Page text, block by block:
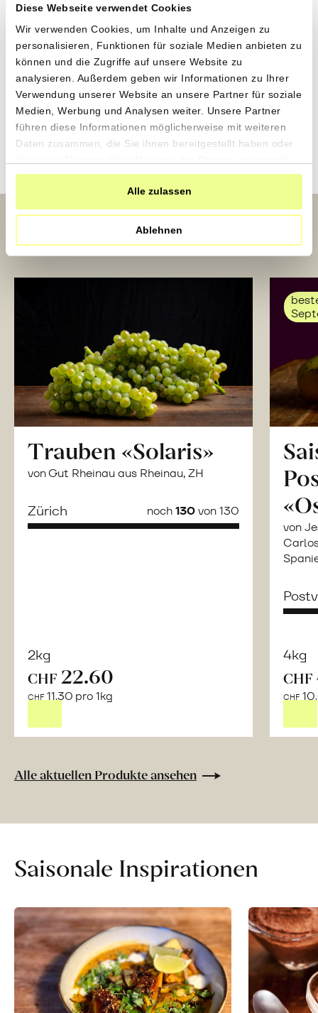
Diese Webseite verwendet Cookies
Wir verwenden Cookies, um Inhalte und Anzeigen zu
personalisieren, Funktionen für soziale Medien anbieten zu
können und die Zugriffe auf unsere Website zu
analysieren. Außerdem geben wir Informationen zu Ihrer
Verwendung unserer Website an unsere Partner für soziale
Medien, Werbung und Analysen weiter. Unsere Partner
führen diese Informationen möglicherweise mit weiteren
Daten zusammen, die Sie ihnen bereitgestellt haben oder
haben.
Alle zulassen
Ablehnen
Kaffee, Wein & Schokolade
Säfte
Gewürze
Frische Früchte & Gemüse
Aktuelles
Trauben «Solaris»
von Gut Rheinau aus Rheinau, ZH
Zürich noch130von 130
2kg
CHF 22.60
CHF 11.30 pro 1kg
Bio-
ohne
ab
erfahren
von
4kg
CHF
CHF
Alle aktuellen Produkte ansehen
Saisonale Inspirationen